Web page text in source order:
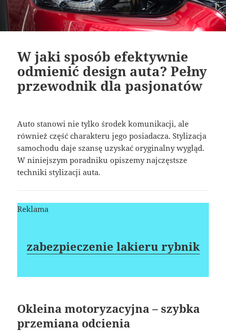
W jaki sposób efektywnie
odmienić design auta? Pełny
przewodnik dla pasjonatów
Auto stanowi nie tylko środek komunikacji, ale
również część charakteru jego posiadacza. Stylizacja
samochodu daje szansę uzyskać oryginalny wygląd.
W niniejszym poradniku opiszemy najczęstsze
techniki stylizacji auta.
Reklama
zabezpieczenie lakieru rybnik
Okleina motoryzacyjna – szybka
przemiana odcienia